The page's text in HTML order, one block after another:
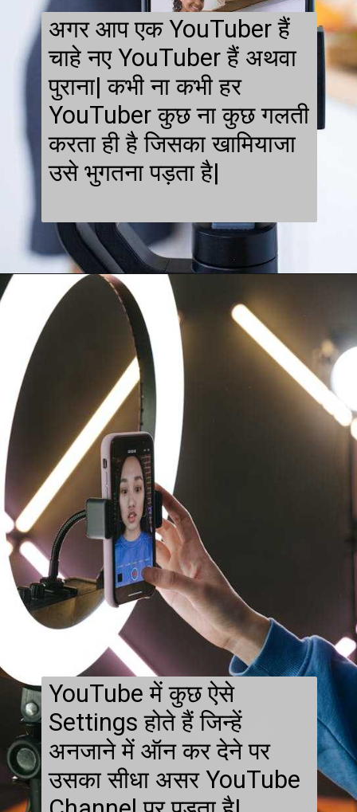
अगर आप एक YouTuber हैं
चाहे नए YouTuber हैं अथवा
पुराना| कभी ना कभी हर
YouTuber कुछ ना कुछ गलती
करता ही है जिसका खामियाजा
उसे भुगतना पड़ता है|
YouTube में कुछ ऐसे
Settings होते हैं जिन्हें
अनजाने में ऑन कर देने पर
उसका सीधा असर YouTube